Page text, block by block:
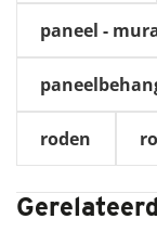
paneel -
roden